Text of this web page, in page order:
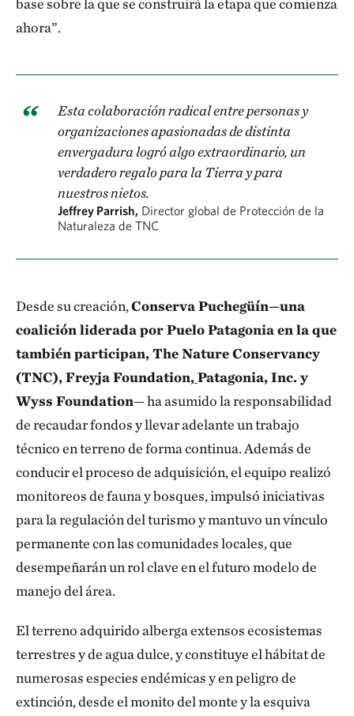
base sobre la que se construirá la etapa que comienza
ahora”.
Esta colaboración radical entre personas y
organizaciones apasionadas de distinta
envergadura logró algo extraordinario, un
verdadero regalo para la Tierra y para
nuestros nietos.
Jeffrey Parrish, Director global de Protección de la
Naturaleza de TNC
Desde su creación,Conserva Puchegüín—una
coalición liderada por Puelo Patagonia en la que
también participan, The Nature Conservancy
(TNC), Freyja Foundation, Patagonia, Inc. y
Wyss Foundation— ha asumido la responsabilidad
de recaudar fondos y llevar adelante un trabajo
técnico en terreno de forma continua. Además de
conducir el proceso de adquisición, el equipo realizó
monitoreos de fauna y bosques, impulsó iniciativas
para la regulación del turismo y mantuvo un vínculo
permanente con las comunidades locales, que
desempeñarán un rol clave en el futuro modelo de
manejo del área.
El terreno adquirido alberga extensos ecosistemas
terrestres y de agua dulce, y constituye el hábitat de
numerosas especies endémicas y en peligro de
extinción, desde el monito del monte y la esquiva